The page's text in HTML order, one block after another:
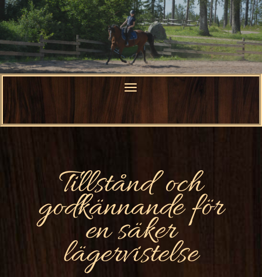
Tillstånd och
godkännande för
en säker
lägervistelse